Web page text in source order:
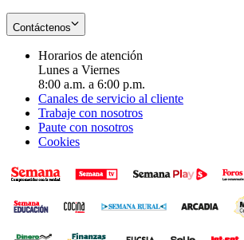
Contáctenos
Horarios de atención
Lunes a Viernes
8:00 a.m. a 6:00 p.m.
Canales de servicio al cliente
Trabaje con nosotros
Paute con nosotros
Cookies